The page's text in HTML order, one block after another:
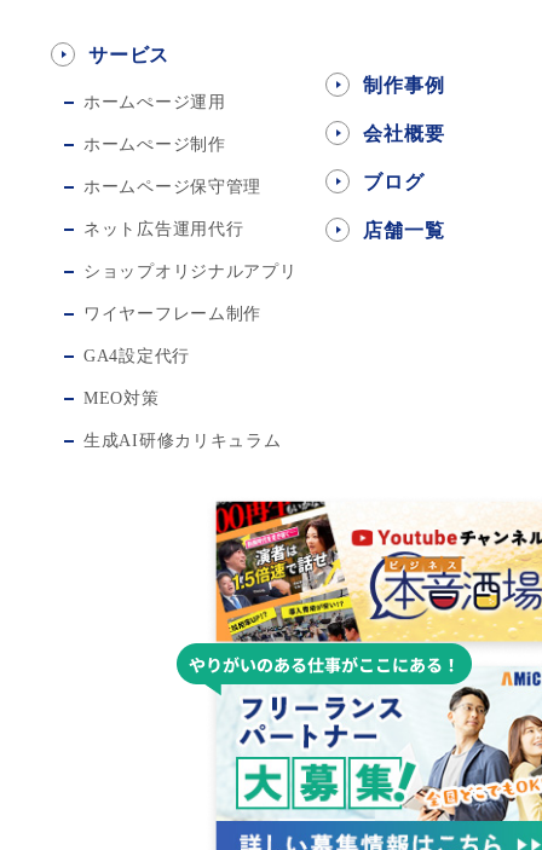
サービス
ホームぺージ運用
ホームぺージ制作
ホームページ保守管理
ネット広告運用代行
ショップオリジナルアプリ
ワイヤーフレーム制作
GA4設定代行
MEO対策
生成AI研修カリキュラム
制作事例
会社概要
ブログ
店舗一覧